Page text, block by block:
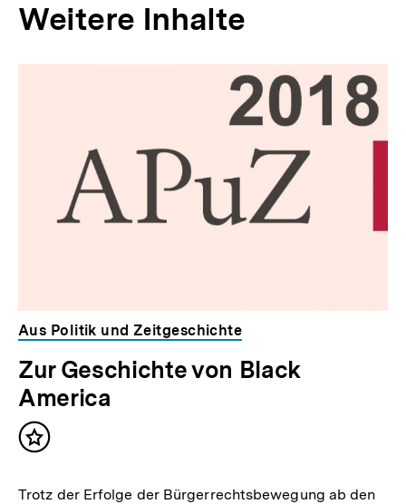
r
I
Weitere Inhalte
Aus Politik und Zeitgeschichte
Zur Geschichte von Black
America
Inhalt
Trotz der Erfolge der Bürgerrechtsbewegung ab den